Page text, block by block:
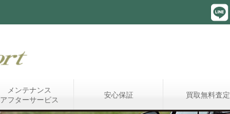
メンテナンス
アフターサービス
安心保証 買取無料査定